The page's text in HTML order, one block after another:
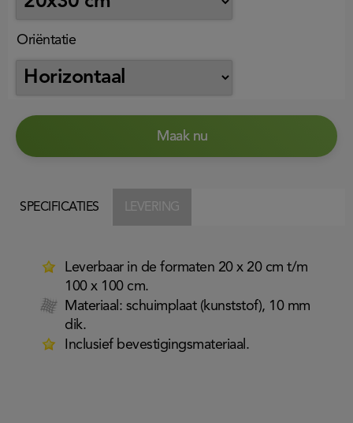
Oriëntatie
Maak nu
SPECIFICATIES LEVERING
Leverbaar in de formaten 20 x 20 cm t/m
100 x 100 cm.
Materiaal: schuimplaat (kunststof), 10 mm
dik.
Inclusief bevestigingsmateriaal.